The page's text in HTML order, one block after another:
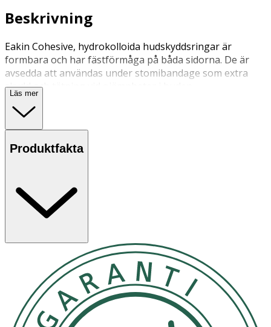
Beskrivning
Eakin Cohesive, hydrokolloida hudskyddsringar är
formbara och har fästförmåga på båda sidorna. De är
avsedda att användas under stomibandage som extra
skydd och tätning vid ojämnheter i huden.
Läs mer
Produktfakta